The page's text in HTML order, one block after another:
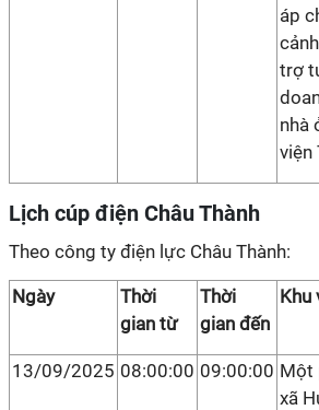
áp
trợ
nhà
viện
Lịch cúp điện Châu Thành
Theo công ty điện lực Châu Thành:
Ngày
Thời
gian từ
Thời
gian đến
Khu
13/09/2025 08:00:00 09:00:00 Một
xã